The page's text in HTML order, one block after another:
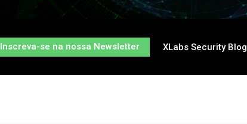
Inscreva-se na nossa Newsletter XLabs Security Blog